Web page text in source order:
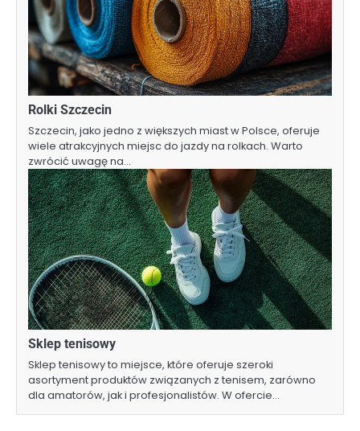
Rolki Szczecin
Szczecin, jako jedno z większych miast w Polsce, oferuje
wiele atrakcyjnych miejsc do jazdy na rolkach. Warto
zwrócić uwagę na…
Sklep tenisowy
Sklep tenisowy to miejsce, które oferuje szeroki
asortyment produktów związanych z tenisem, zarówno
dla amatorów, jak i profesjonalistów. W ofercie…